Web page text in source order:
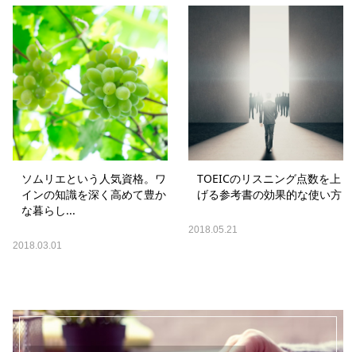
ソムリエという人気資格。ワ
インの知識を深く高めて豊か
な暮らし...
2018.03.01
TOEICのリスニング点数を上
げる参考書の効果的な使い方
2018.05.21